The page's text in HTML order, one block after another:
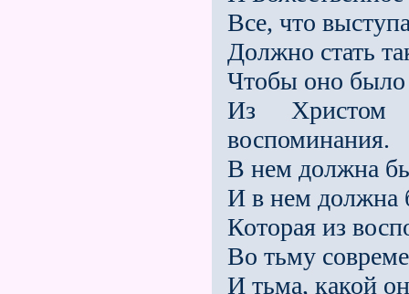
Все, что
Должно стать
Чтобы оно
Из Христом
воспоминания.
В нем должна
И в нем должна
Которая из
Во тьму
И тьма, какой